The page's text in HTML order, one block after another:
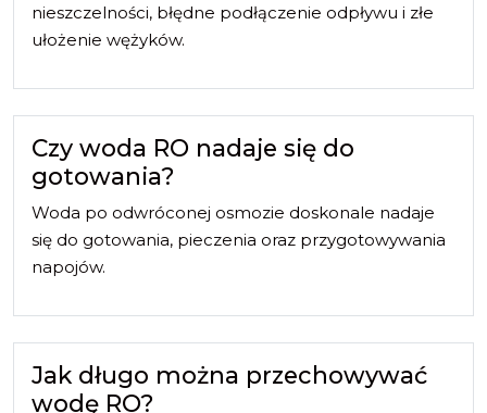
nieszczelności, błędne podłączenie odpływu i złe
ułożenie wężyków.
Czy woda RO nadaje się do
gotowania?
Woda po odwróconej osmozie doskonale nadaje
się do gotowania, pieczenia oraz przygotowywania
napojów.
Jak długo można przechowywać
wodę RO?